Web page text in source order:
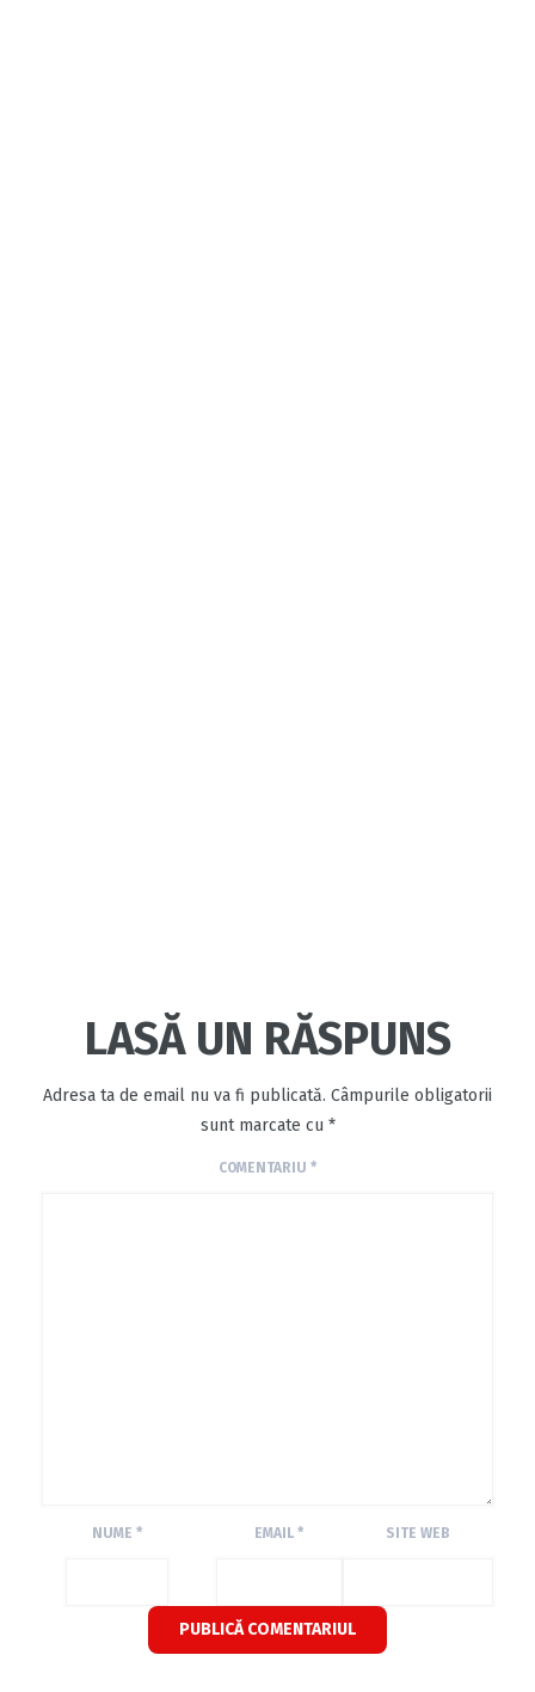
LASĂ UN RĂSPUNS
Adresa ta de email nu va fi publicată. Câmpurile obligatorii
sunt marcate cu *
COMENTARIU *
NUME * EMAIL* SITE WEB